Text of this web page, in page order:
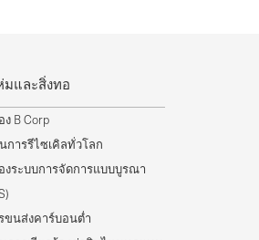
มและสิ่งทอ
ง B Corp
การรีไซเคิลทั่วโลก
งระบบการจัดการแบบบูรณา
ขนส่งคาร์บอนต่ำ